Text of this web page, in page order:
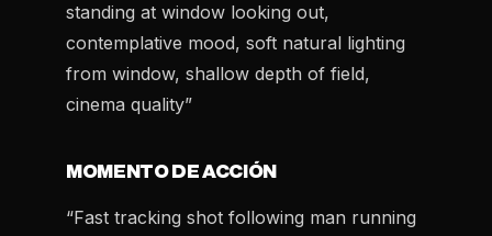
standing at window looking out,
contemplative mood, soft natural lighting
from window, shallow depth of field,
cinema quality”
MOMENTO DE ACCIÓN
“Fast tracking shot following man running